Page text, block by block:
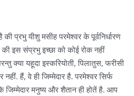
प्रभु यीशु मसीह परमेश्वर के पूर्वनिर्धारण
की इस संप्रभु इच्छा को कोई रोक नहीं
क्या यहूदा इस्करियोती, पिलातुस, फरीसी
हैं, वे ही जिम्मेदार है. परमेश्वर सिर्फ
जिम्मेदार मनुष्य और शैतान ही होतें है. आप